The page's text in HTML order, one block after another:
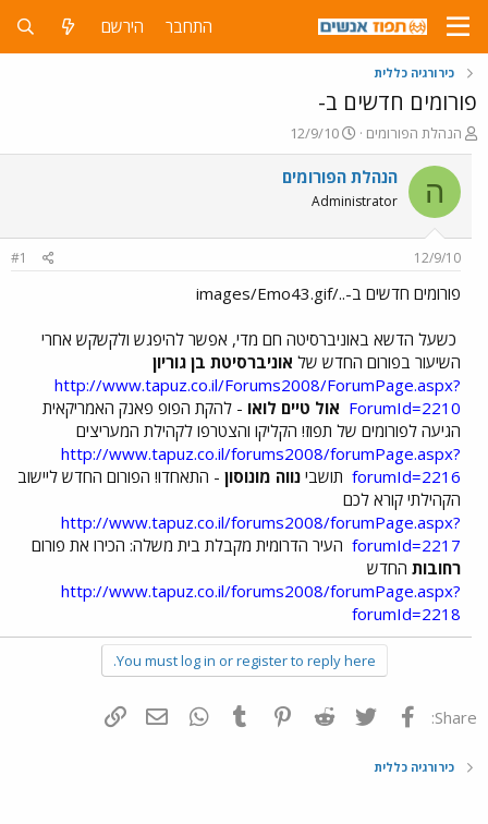
התחבר הירשם
כירורגיה כללית
פורומים חדשים ב-
פ
ו
ת
ח
ה
ו
ש
א
הנהלת הפורומים
פ
ו
ר
ם
ר
12/9/10
ה הנהלת הפורומים
Administrator
12/9/10
#1
פורומים חדשים ב-../images/Emo43.gif
כשעל הדשא באוניברסיטה חם מדי, אפשר להיפגש ולקשקש אחרי
השיעור בפורום החדש של אוניברסיטת בן גוריון
http://www.tapuz.co.il/Forums2008/ForumPage.aspx?
ForumId=2210 אול טיים לואו - להקת הפופ פאנק האמריקאית
הגיעה לפורומים של תפוז! הקליקו והצטרפו לקהילת המעריצים
http://www.tapuz.co.il/forums2008/forumPage.aspx?
forumId=2216 תושבי נווה מונוסון - התאחדו! הפורום החדש ליישוב
הקהילתי קורא לכם
http://www.tapuz.co.il/forums2008/forumPage.aspx?
forumId=2217 העיר הדרומית מקבלת בית משלה: הכירו את פורום
רחובות החדש
http://www.tapuz.co.il/forums2008/forumPage.aspx?
forumId=2218
You must log in or register to reply here.
Share: פייסבוק Twitter
Reddit
Pinterest
Tumblr
WhatsAppדואר אלקטרוני
כירורגיה כללית